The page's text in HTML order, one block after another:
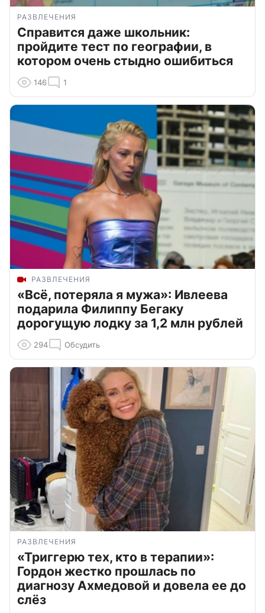
РАЗВЛЕЧЕНИЯ
Справится даже школьник:
пройдите тест по географии, в
котором очень стыдно ошибиться
146 1
РАЗВЛЕЧЕНИЯ
«Всё, потеряла я мужа»: Ивлеева
подарила Филиппу Бегаку
дорогущую лодку за 1,2 млн рублей
294 Обсудить
РАЗВЛЕЧЕНИЯ
«Триггерю тех, кто в терапии»:
Гордон жестко прошлась по
диагнозу Ахмедовой и довела ее до
слёз